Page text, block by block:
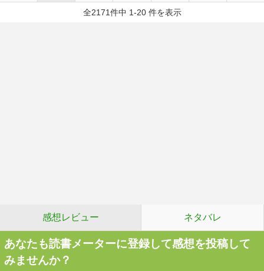
全2171件中 1-20 件を表示
感想レビュー ネタバレ
あなたも読書メーターに登録して感想を投稿して
みませんか？